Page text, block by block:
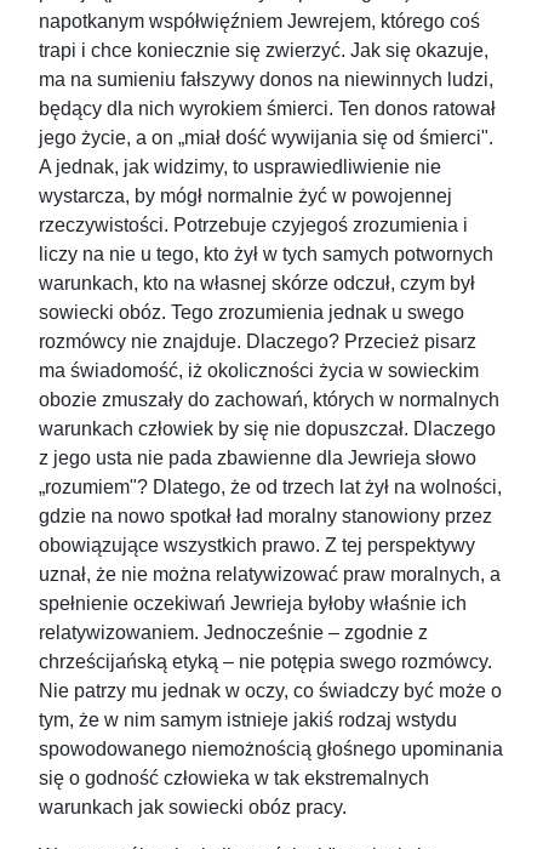
napotkanym współwięźniem Jewrejem, którego coś
trapi i chce koniecznie się zwierzyć. Jak się okazuje,
ma na sumieniu fałszywy donos na niewinnych ludzi,
będący dla nich wyrokiem śmierci. Ten donos ratował
jego życie, a on „miał dość wywijania się od śmierci".
A jednak, jak widzimy, to usprawiedliwienie nie
wystarcza, by mógł normalnie żyć w powojennej
rzeczywistości. Potrzebuje czyjegoś zrozumienia i
liczy na nie u tego, kto żył w tych samych potwornych
warunkach, kto na własnej skórze odczuł, czym był
sowiecki obóz. Tego zrozumienia jednak u swego
rozmówcy nie znajduje. Dlaczego? Przecież pisarz
ma świadomość, iż okoliczności życia w sowieckim
obozie zmuszały do zachowań, których w normalnych
warunkach człowiek by się nie dopuszczał. Dlaczego
z jego usta nie pada zbawienne dla Jewrieja słowo
„rozumiem"? Dlatego, że od trzech lat żył na wolności,
gdzie na nowo spotkał ład moralny stanowiony przez
obowiązujące wszystkich prawo. Z tej perspektywy
uznał, że nie można relatywizować praw moralnych, a
spełnienie oczekiwań Jewrieja byłoby właśnie ich
relatywizowaniem. Jednocześnie – zgodnie z
chrześcijańską etyką – nie potępia swego rozmówcy.
Nie patrzy mu jednak w oczy, co świadczy być może o
tym, że w nim samym istnieje jakiś rodzaj wstydu
spowodowanego niemożnością głośnego upominania
się o godność człowieka w tak ekstremalnych
warunkach jak sowiecki obóz pracy.